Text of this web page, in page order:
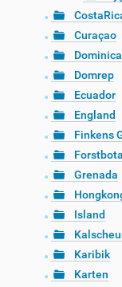
Curaçao
Dominica
Domrep
Ecuador
England
Finkens
Grenada
Island
Karibik
Karten